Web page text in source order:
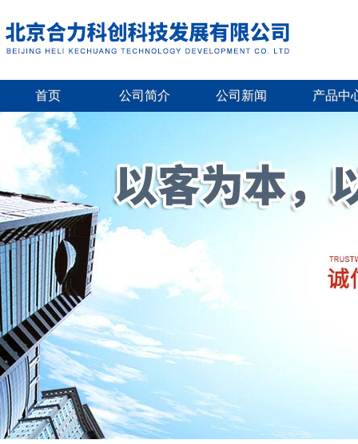
首页 公司简介 公司新闻 产品中